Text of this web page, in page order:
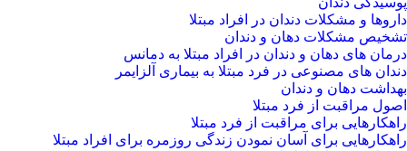
داروها و مشکلات دندان در افراد مبتلا
تشخیص مشکلات دهان و دندان
درمان های دهان و دندان در افراد مبتلا به دمانس
دندان های مصنوعی در فرد مبتلا به بیماری آلزایمر
بهداشت دهان و دندان
اصول مراقبت از فرد مبتلا
راهکارهایی برای مراقبت از فرد مبتلا
راهکارهایی برای آسان نمودن زندگی روزمره برای افراد مبتلا